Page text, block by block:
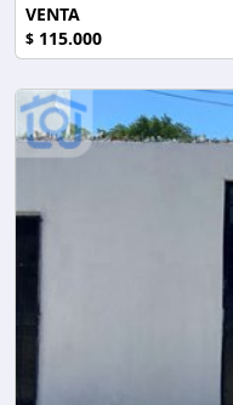
VENTA
$ 115.000